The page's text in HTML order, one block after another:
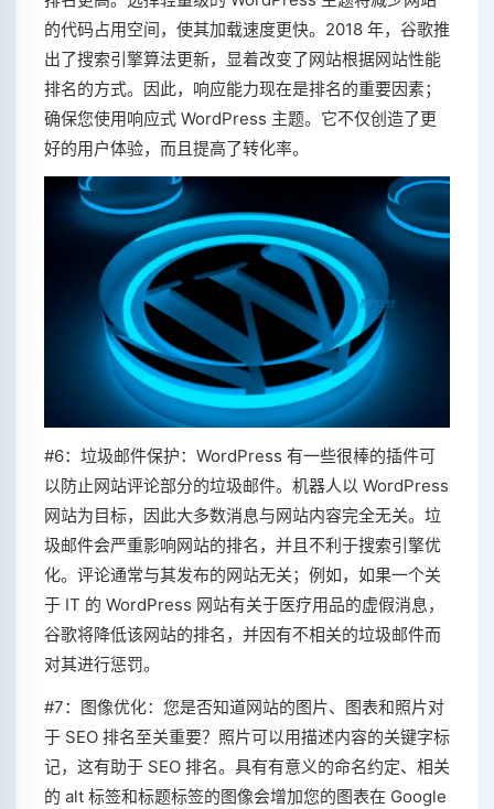
的代码占用空间，使其加载速度更快。2018 年，谷歌推
出了搜索引擎算法更新，显着改变了网站根据网站性能
排名的方式。因此，响应能力现在是排名的重要因素；
确保您使用响应式 WordPress 主题。它不仅创造了更
好的用户体验，而且提高了转化率。
#6：垃圾邮件保护：WordPress 有一些很棒的插件可
以防止网站评论部分的垃圾邮件。机器人以 WordPress
网站为目标，因此大多数消息与网站内容完全无关。垃
圾邮件会严重影响网站的排名，并且不利于搜索引擎优
化。评论通常与其发布的网站无关；例如，如果一个关
于 IT 的 WordPress 网站有关于医疗用品的虚假消息，
谷歌将降低该网站的排名，并因有不相关的垃圾邮件而
对其进行惩罚。
#7：图像优化：您是否知道网站的图片、图表和照片对
于 SEO 排名至关重要？照片可以用描述内容的关键字标
记，这有助于 SEO 排名。具有有意义的命名约定、相关
的 alt 标签和标题标签的图像会增加您的图表在 Google